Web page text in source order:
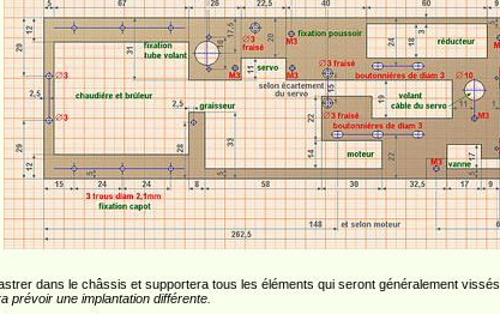
dans le châssis et supportera tous les éléments qui seront généralement vissés.
prévoir une implantation différente.